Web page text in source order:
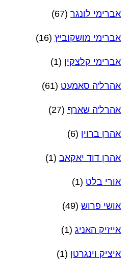
אברימי לונגר (67)
אברימי מושקוביץ (16)
אברימי קלצקין (1)
אהרל'ה סאמעט (61)
אהרל'ה שארף (27)
אהרן ברוין (6)
אהרן דוד יאקאב (1)
אורי בלט (1)
אושי פרוש (49)
אייזיק האניג (1)
איציק וינגרטן (1)